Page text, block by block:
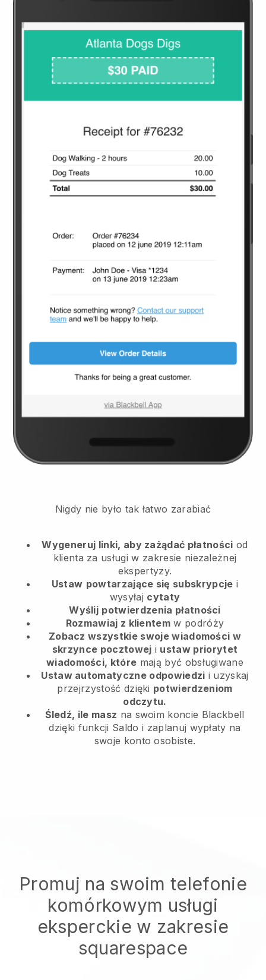
Nigdy nie było tak łatwo zarabiać
Wygeneruj linki, aby zażądać płatności od
klienta za usługi w zakresie niezależnej
ekspertyzy.
Ustaw powtarzające się subskrypcje i
wysyłaj cytaty
Wyślij potwierdzenia płatności
Rozmawiaj z klientem w podróży
Zobacz wszystkie swoje wiadomości w
skrzynce pocztowej i ustaw priorytet
wiadomości, które mają być obsługiwane
Ustaw automatyczne odpowiedzi i uzyskaj
przejrzystość dzięki potwierdzeniom
odczytu.
Śledź, ile masz na swoim koncie Blackbell
dzięki funkcji Saldo i zaplanuj wypłaty na
swoje konto osobiste.
Promuj na swoim telefonie
komórkowym usługi
eksperckie w zakresie
squarespace